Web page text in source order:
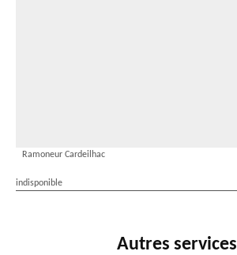
Ramoneur Cardeilhac
indisponible
Autres services